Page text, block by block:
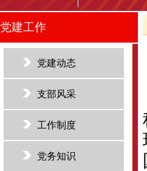
党建工作
党建动态
支部风采
工作制度
党务知识